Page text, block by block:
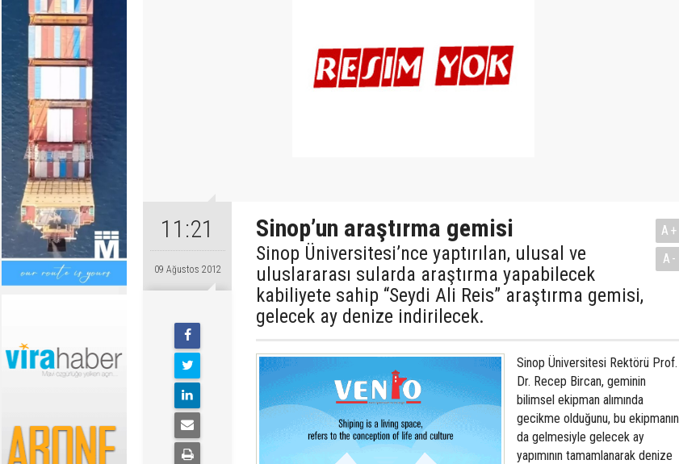
11:21
09 Ağustos 2012
Sinop’un araştırma gemisi
Sinop Üniversitesi’nce yaptırılan, ulusal ve
uluslararası sularda araştırma yapabilecek
kabiliyete sahip “Seydi Ali Reis” araştırma gemisi,
gelecek ay denize indirilecek.
A+
A-
Sinop Üniversitesi Rektörü Prof.
Dr. Recep Bircan, geminin
bilimsel ekipman alımında
gecikme olduğunu, bu ekipmanın
da gelmesiyle gelecek ay
yapımının tamamlanarak denize